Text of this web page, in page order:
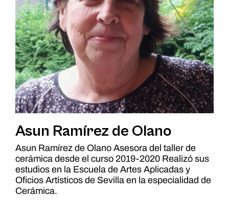
Asun Ramírez de Olano
Asun Ramírez de Olano Asesora del taller de
cerámica desde el curso 2019-2020 Realizó sus
estudios en la Escuela de Artes Aplicadas y
Oficios Artísticos de Sevilla en la especialidad de
Cerámica.